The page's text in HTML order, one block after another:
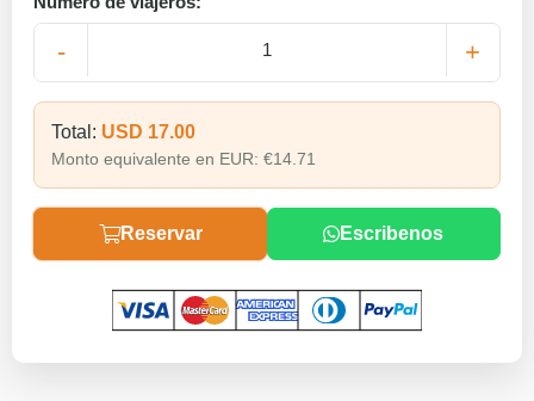
- +
Total: USD 17.00
Monto equivalente en EUR:€14.71
Reservar Escribenos